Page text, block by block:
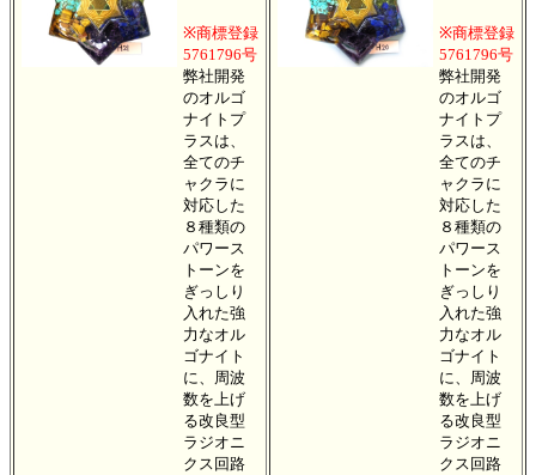
※商標登録
5761796号
弊社開発
のオルゴ
ナイトプ
ラスは、
全てのチ
ャクラに
対応した
８種類の
パワース
トーンを
ぎっしり
入れた強
力なオル
ゴナイト
に、周波
数を上げ
る改良型
ラジオニ
クス回路
※商標登録
5761796号
弊社開発
のオルゴ
ナイトプ
ラスは、
全てのチ
ャクラに
対応した
８種類の
パワース
トーンを
ぎっしり
入れた強
力なオル
ゴナイト
に、周波
数を上げ
る改良型
ラジオニ
クス回路